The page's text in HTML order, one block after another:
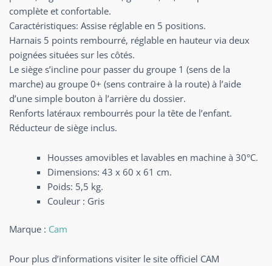
complète et confortable.
Caractéristiques: Assise réglable en 5 positions.
Harnais 5 points rembourré, réglable en hauteur via deux
poignées situées sur les côtés.
Le siège s’incline pour passer du groupe 1 (sens de la
marche) au groupe 0+ (sens contraire à la route) à l’aide
d’une simple bouton à l’arrière du dossier.
Renforts latéraux rembourrés pour la tête de l’enfant.
Réducteur de siège inclus.
Housses amovibles et lavables en machine à 30°C.
Dimensions: 43 x 60 x 61 cm.
Poids: 5,5 kg.
Couleur : Gris
Marque : Cam
Pour plus d’informations visiter le site officiel CAM